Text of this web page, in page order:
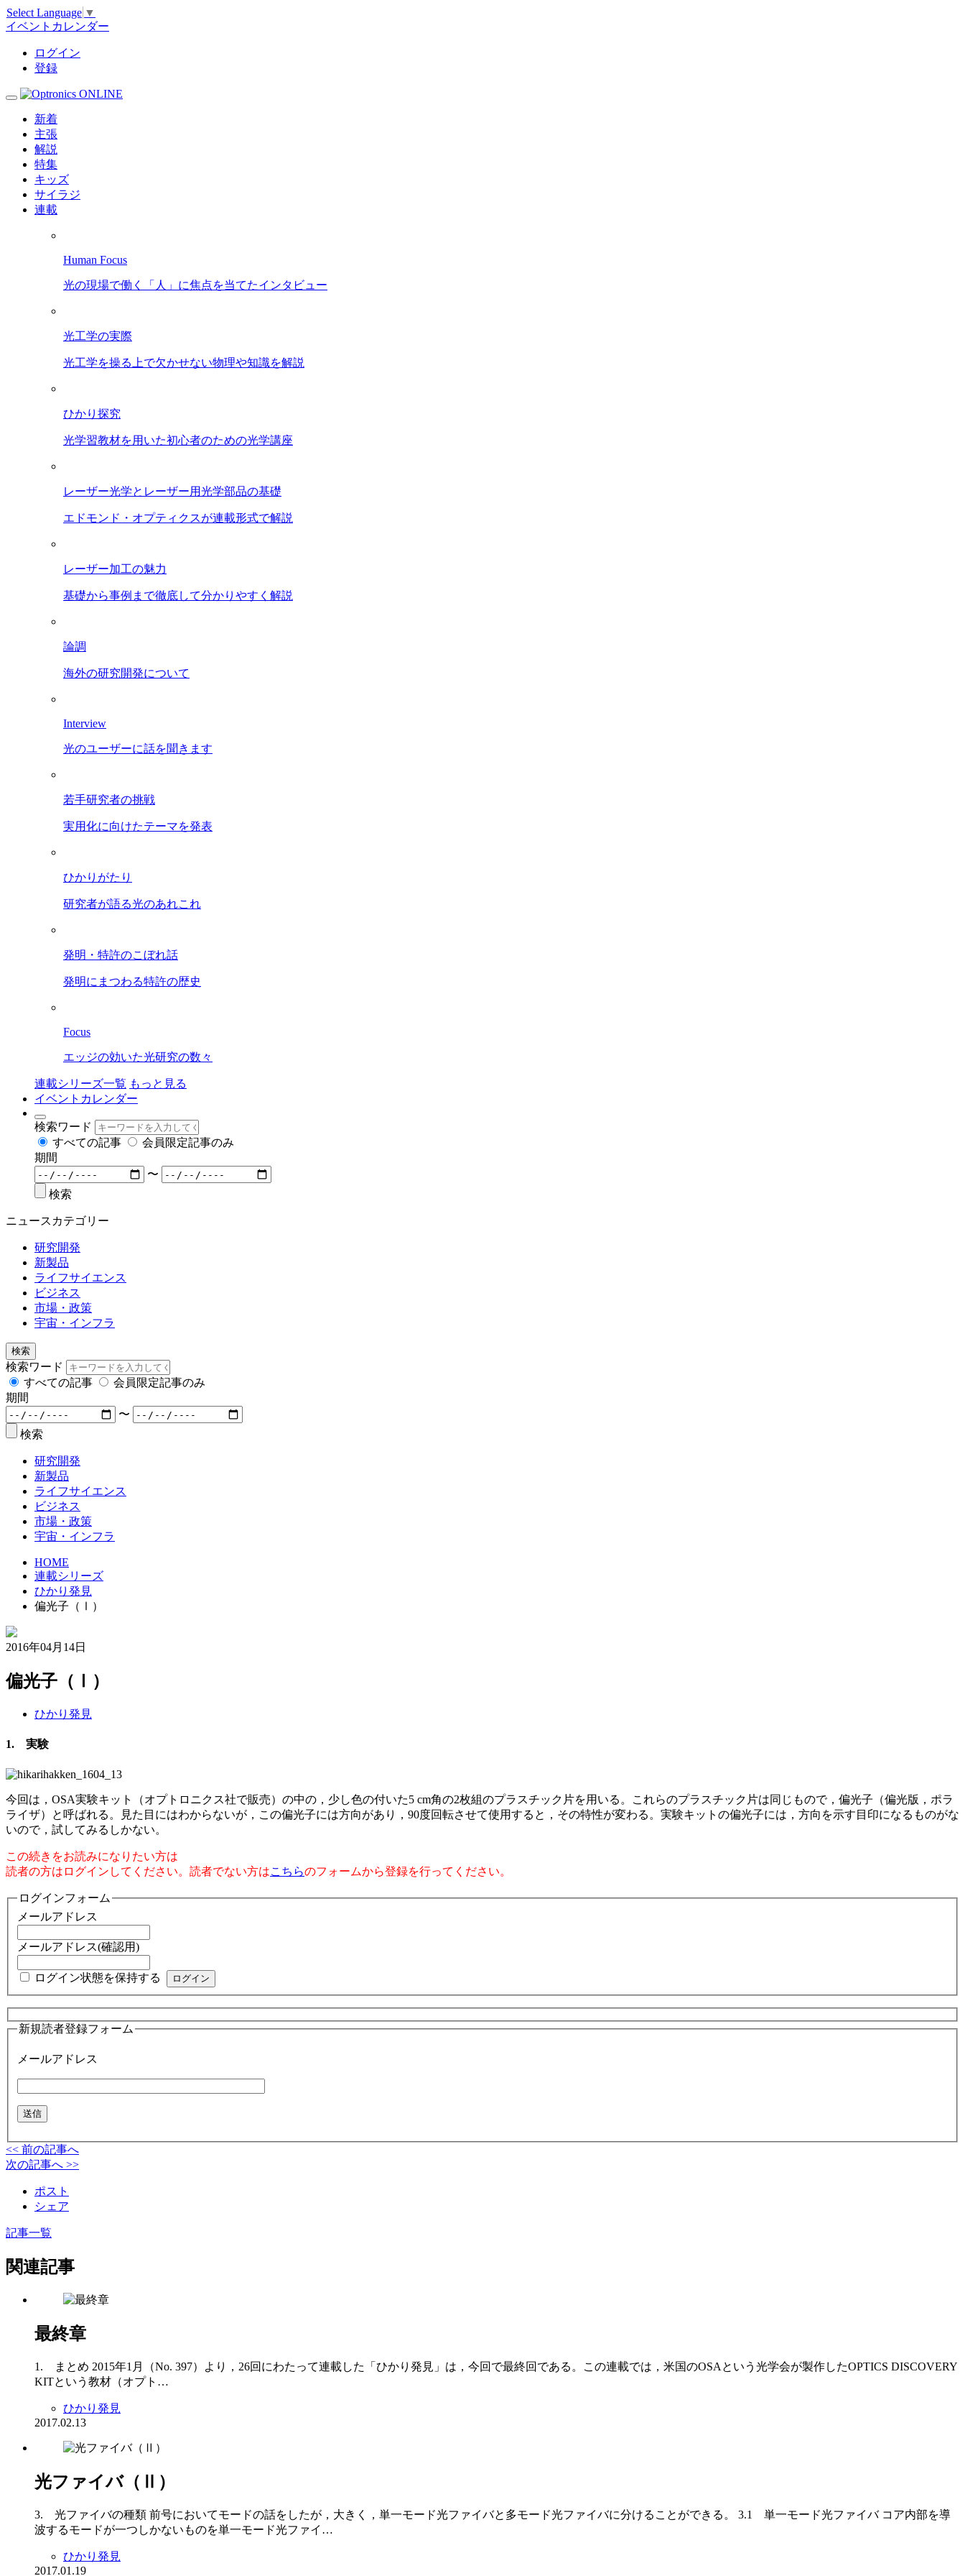
Select Language ▼
イベントカレンダー
ログイン
登録
新着
主張
解説
特集
キッズ
サイラジ
連載
Human Focus
光の現場で働く「人」に焦点を当てたインタビュー
光工学の実際
光工学を操る上で欠かせない物理や知識を解説
ひかり探究
光学習教材を用いた初心者のための光学講座
レーザー光学とレーザー用光学部品の基礎
エドモンド・オプティクスが連載形式で解説
レーザー加工の魅力
基礎から事例まで徹底して分かりやすく解説
論調
海外の研究開発について
Interview
光のユーザーに話を聞きます
若手研究者の挑戦
実用化に向けたテーマを発表
ひかりがたり
研究者が語る光のあれこれ
発明・特許のこぼれ話
発明にまつわる特許の歴史
Focus
エッジの効いた光研究の数々
連載シリーズ一覧 もっと見る
イベントカレンダー
検索ワード
すべての記事
会員限定記事のみ
期間
〜
検索
ニュースカテゴリー
研究開発
新製品
ライフサイエンス
ビジネス
市場・政策
宇宙・インフラ
検索
検索ワード
すべての記事
会員限定記事のみ
期間
〜
検索
研究開発
新製品
ライフサイエンス
ビジネス
市場・政策
宇宙・インフラ
HOME
連載シリーズ
ひかり発見
偏光子（Ⅰ）
2016年04月14日
偏光子（Ⅰ）
ひかり発見
1. 実験
今回は，OSA実験キット（オプトロニクス社で販売）の中の，少し色の付いた5 cm角の2枚組のプラスチック片を用いる。これらのプラスチック片は同じもので，偏光子（偏光版，ポラ
ライザ）と呼ばれる。見た目にはわからないが，この偏光子には方向があり，90度回転させて使用すると，その特性が変わる。実験キットの偏光子には，方向を示す目印になるものがな
いので，試してみるしかない。
この続きをお読みになりたい方は
読者の方はログインしてください。読者でない方はこちらのフォームから登録を行ってください。
ログインフォーム
メールアドレス
メールアドレス(確認用)
ログイン状態を保持する
新規読者登録フォーム
メールアドレス
<< 前の記事へ
次の記事へ >>
ポスト
シェア
記事一覧
関連記事
最終章
1. まとめ 2015年1月（No. 397）より，26回にわたって連載した「ひかり発見」は，今回で最終回である。この連載では，米国のOSAという光学会が製作したOPTICS DISCOVERY
KITという教材（オプト…
ひかり発見
2017.02.13
光ファイバ（Ⅱ）
3. 光ファイバの種類 前号においてモードの話をしたが，大きく，単一モード光ファイバと多モード光ファイバに分けることができる。 3.1 単一モード光ファイバ コア内部を導
波するモードが一つしかないものを単一モード光ファイ…
ひかり発見
2017.01.19